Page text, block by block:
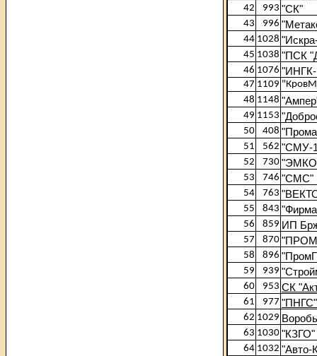
42 993 "СК"
43 996
44 1028
45 1038 "ПСК
46 1076
47 1109
48 1148
49 1153
50 408
51 562 "СМУ-
52 730
53 746 "СМС"
54 763
55 843
56 859 ИП
57 870
58 896
59 939
60 953 СК
61 977 "ПНГС"
62 1029
63 1030 "КЗГО"
64 1032 "Авто-